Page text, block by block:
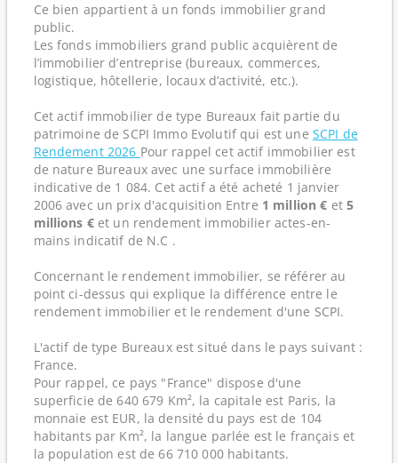
Ce bien appartient à un fonds immobilier grand
public.
Les fonds immobiliers grand public acquièrent de
l’immobilier d’entreprise (bureaux, commerces,
logistique, hôtellerie, locaux d’activité, etc.).
Cet actif immobilier de type Bureaux fait partie du
patrimoine de SCPI Immo Evolutif qui est une SCPI de
Rendement 2026 Pour rappel cet actif immobilier est
de nature Bureaux avec une surface immobilière
indicative de 1 084. Cet actif a été acheté 1 janvier
2006 avec un prix d'acquisition Entre 1 million € et 5
millions €et un rendement immobilier actes-en-
mains indicatif de N.C .
Concernant le rendement immobilier, se référer au
point ci-dessus qui explique la différence entre le
rendement immobilier et le rendement d'une SCPI.
L'actif de type Bureaux est situé dans le pays suivant :
France.
Pour rappel, ce pays "France" dispose d'une
superficie de 640 679 Km², la capitale est Paris, la
monnaie est EUR, la densité du pays est de 104
habitants par Km², la langue parlée est le français et
la population est de 66 710 000 habitants.